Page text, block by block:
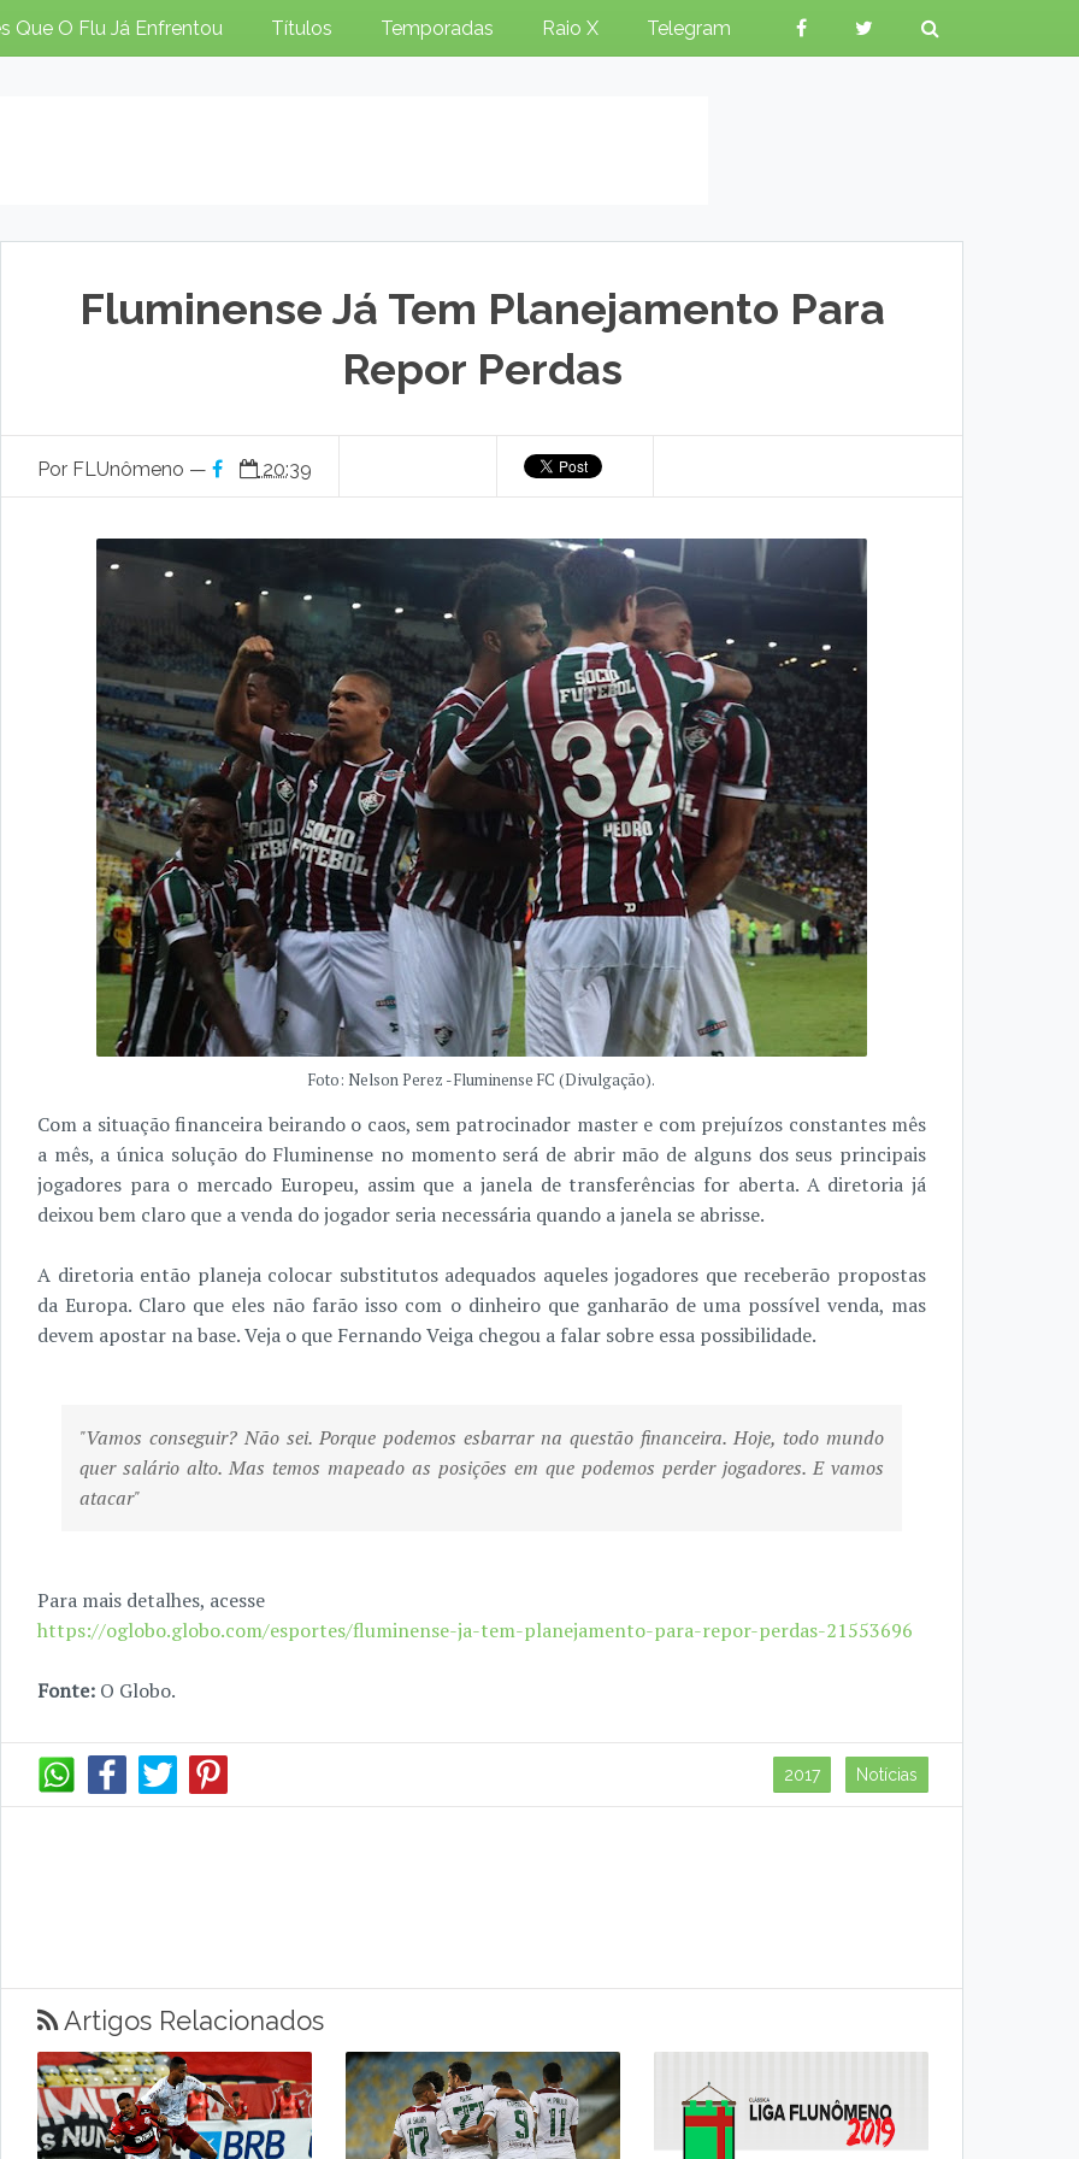
Que O Flu Já Enfrentou Títulos Temporadas Raio X Telegram
Fluminense Já Tem Planejamento Para
Repor Perdas
Por FLUnômeno — 20:39
Foto: Nelson Perez - Fluminense FC (Divulgação).
Com a situação financeira beirando o caos, sem patrocinador master e com prejuízos constantes mês
a mês, a única solução do Fluminense no momento será de abrir mão de alguns dos seus principais
jogadores para o mercado Europeu, assim que a janela de transferências for aberta. A diretoria já
deixou bem claro que a venda do jogador seria necessária quando a janela se abrisse.
A diretoria então planeja colocar substitutos adequados aqueles jogadores que receberão propostas
da Europa. Claro que eles não farão isso com o dinheiro que ganharão de uma possível venda, mas
devem apostar na base. Veja o que Fernando Veiga chegou a falar sobre essa possibilidade.
"Vamos conseguir? Não sei. Porque podemos esbarrar na questão financeira. Hoje, todo mundo
quer salário alto. Mas temos mapeado as posições em que podemos perder jogadores. E vamos
atacar"
Para mais detalhes, acesse
https://oglobo.globo.com/esportes/fluminense-ja-tem-planejamento-para-repor-perdas-21553696
Fonte: O Globo.
2017 Notícias
Artigos Relacionados